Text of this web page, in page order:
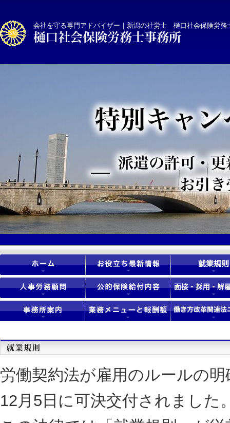
会社を守る専門アドバイザー｜新潟の社労士 樋口社会保険労務
労働契約法が雇用のルールの
12月5日に可決交付されました